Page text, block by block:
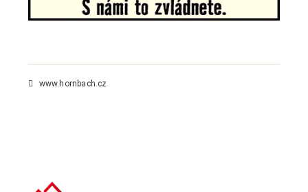
www.hornbach.cz